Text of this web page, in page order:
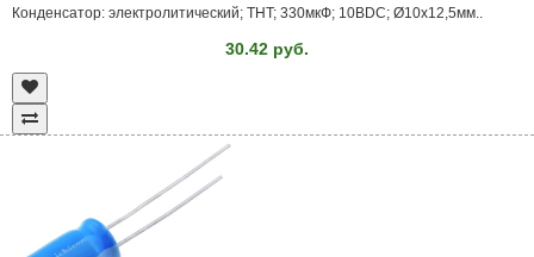
Конденсатор: электролитический; THT; 330мкФ; 10ВDC; Ø10x12,5мм..
30.42 руб.